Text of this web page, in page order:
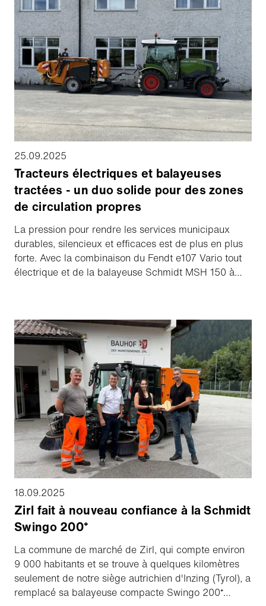
de son assistance après-vente.
25.09.2025
Tracteurs électriques et balayeuses
tractées - un duo solide pour des zones
de circulation propres
La pression pour rendre les services municipaux
durables, silencieux et efficaces est de plus en plus
forte. Avec la combinaison du Fendt e107 Vario tout
électrique et de la balayeuse Schmidt MSH 150 à
18.09.2025
Zirl fait à nouveau confiance à la Schmidt
Swingo 200⁺
La commune de marché de Zirl, qui compte environ
9 000 habitants et se trouve à quelques kilomètres
seulement de notre siège autrichien d'Inzing (Tyrol), a
remplacé sa balayeuse compacte Swingo 200⁺